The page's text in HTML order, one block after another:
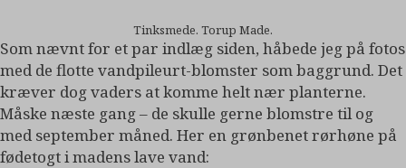
Tinksmede. Torup Made.
Som nævnt for et par indlæg siden, håbede jeg på fotos
med de flotte vandpileurt-blomster som baggrund. Det
kræver dog vaders at komme helt nær planterne.
Måske næste gang – de skulle gerne blomstre til og
med september måned. Her en grønbenet rørhøne på
fødetogt i madens lave vand: